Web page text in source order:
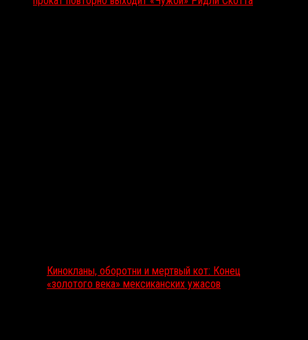
Кинокланы, оборотни и мертвый кот: Конец
«золотого века» мексиканских ужасов